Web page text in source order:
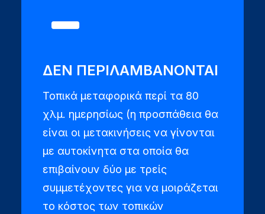
ΔΕΝ ΠΕΡΙΛΑΜΒΑΝΟΝΤΑΙ
Τοπικά μεταφορικά περί τα 80
χλμ. ημερησίως (η προσπάθεια θα
είναι οι μετακινήσεις να γίνονται
με αυτοκίνητα στα οποία θα
επιβαίνουν δύο με τρείς
συμμετέχοντες για να μοιράζεται
το κόστος των τοπικών